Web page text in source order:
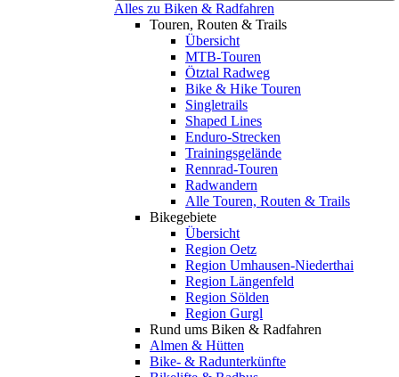
Alles zu Biken & Radfahren
Touren, Routen & Trails
Übersicht
MTB-Touren
Ötztal Radweg
Bike & Hike Touren
Singletrails
Shaped Lines
Enduro-Strecken
Trainingsgelände
Rennrad-Touren
Radwandern
Alle Touren, Routen & Trails
Bikegebiete
Übersicht
Region Oetz
Region Umhausen-Niederthai
Region Längenfeld
Region Sölden
Region Gurgl
Rund ums Biken & Radfahren
Almen & Hütten
Bike- & Radunterkünfte